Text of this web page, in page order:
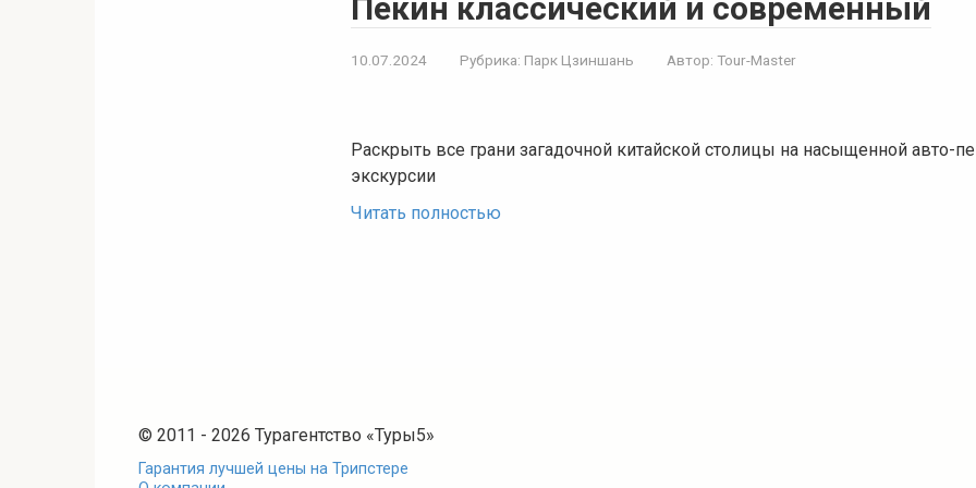
Пекин классический и современный
10.07.2024 Рубрика: Парк Цзиншань Автор: Tour-Master
Раскрыть все грани загадочной китайской столицы на насыщенной авто-
экскурсии
Читать полностью
© 2011 - 2026 Турагентство «Туры5»
Гарантия лучшей цены на Трипстере